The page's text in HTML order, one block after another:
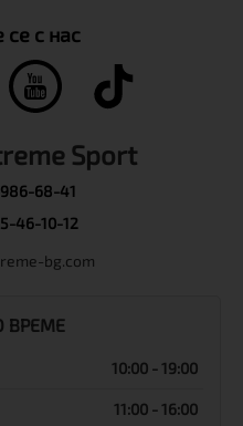
с нас
Sport
68-41
46-10-12
bg.com
ВРЕМЕ
10:00 - 19:00
11:00 - 16:00